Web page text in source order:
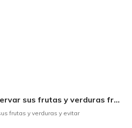
Consejos para conservar sus frutas y verduras frescas por más tiempo
frutas y verduras y evitar